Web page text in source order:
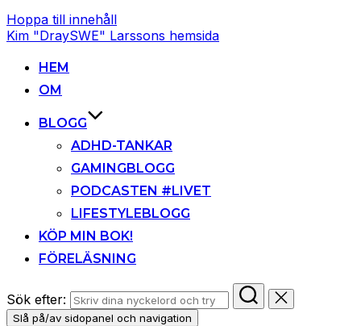
Hoppa till innehåll
Kim "DraySWE" Larssons hemsida
HEM
OM
BLOGG
ADHD-TANKAR
GAMINGBLOGG
PODCASTEN #LIVET
LIFESTYLEBLOGG
KÖP MIN BOK!
FÖRELÄSNING
Sök efter:
Slå på/av sidopanel och navigation